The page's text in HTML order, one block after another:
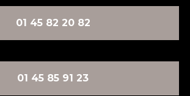
01 45 82 20 82
01 45 85 91 23